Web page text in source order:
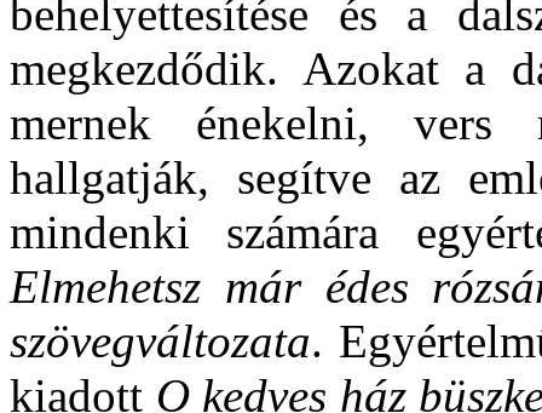
behelyettesítése és a
megkezdődik. Azokat a
mernek énekelni, vers
hallgatják, segítve az
mindenki számára
Elmehetsz már édes
szövegváltozata.
kiadott O kedves ház